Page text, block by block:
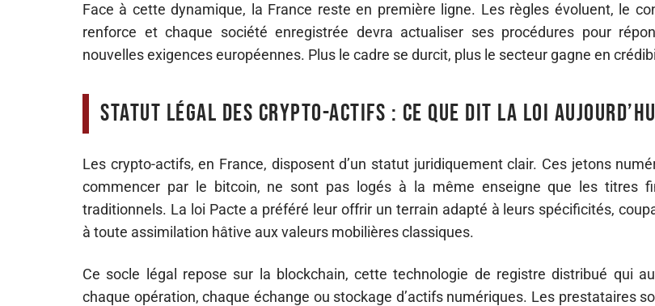
Face à cette dynamique, la France reste en première ligne. Les règles évoluent, le
renforce et chaque société enregistrée devra actualiser ses procédures pour
nouvelles exigences européennes. Plus le cadre se durcit, plus le secteur gagne en
Statut légal des crypto-actifs : ce que dit la loi
Les crypto-actifs, en France, disposent d’un statut juridiquement clair. Ces jetons
commencer par le bitcoin, ne sont pas logés à la même enseigne que les titres
traditionnels. La loi Pacte a préféré leur offrir un terrain adapté à leurs spécificités,
à toute assimilation hâtive aux valeurs mobilières classiques.
Ce socle légal repose sur la blockchain, cette technologie de registre distribué qui
chaque opération, chaque échange ou stockage d’actifs numériques. Les prestataires